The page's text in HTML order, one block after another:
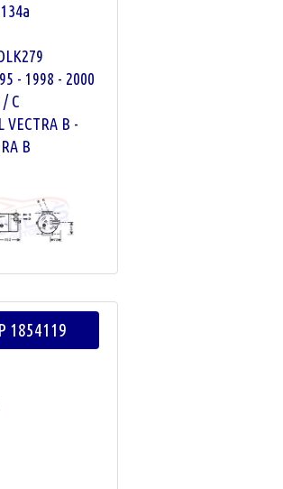
- 1998 - 2000
/ C
VECTRA B -
B
1854119